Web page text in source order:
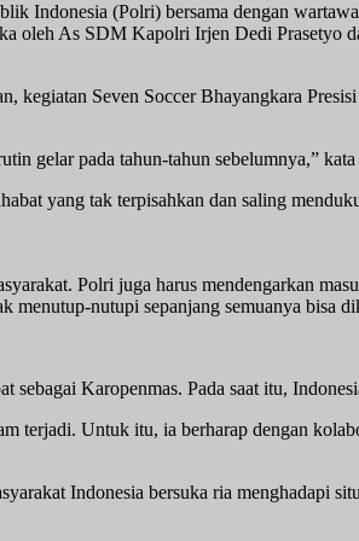
Indonesia (Polri) bersama dengan
oleh As SDM Kapolri Irjen Dedi
kegiatan Seven Soccer Bhayangkara
gelar pada tahun-tahun sebelumnya,”
yang tak terpisahkan dan saling
Polri juga harus mendengarkan
menutup-nutupi sepanjang semuanya bisa
Karopenmas. Pada saat itu,
terjadi. Untuk itu, ia berharap dengan
Indonesia bersuka ria menghadapi